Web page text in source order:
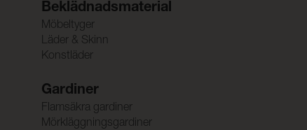
Beklädnadsmaterial
Möbeltyger
Läder & Skinn
Konstläder
Gardiner
Flamsäkra gardiner
Mörkläggningsgardiner